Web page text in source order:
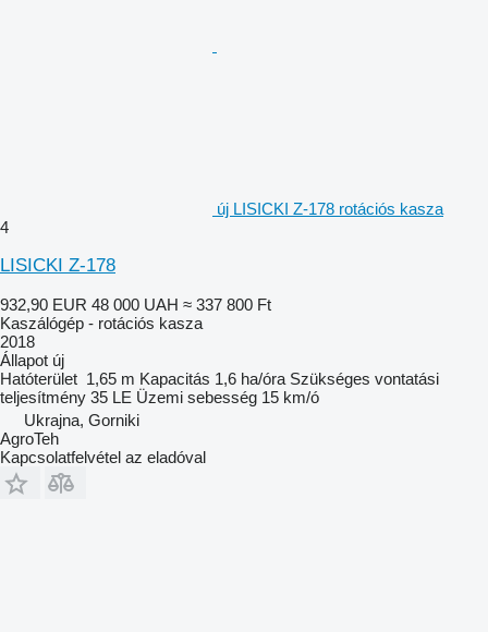
új LISICKI Z-178 rotációs kasza
4
LISICKI Z-178
932,90 EUR 48 000 UAH ≈ 337 800 Ft
Kaszálógép - rotációs kasza
2018
Állapot új
Hatóterület 1,65 m Kapacitás 1,6 ha/óra Szükséges vontatási
teljesítmény 35 LE Üzemi sebesség 15 km/ó
Ukrajna, Gorniki
AgroTeh
Kapcsolatfelvétel az eladóval